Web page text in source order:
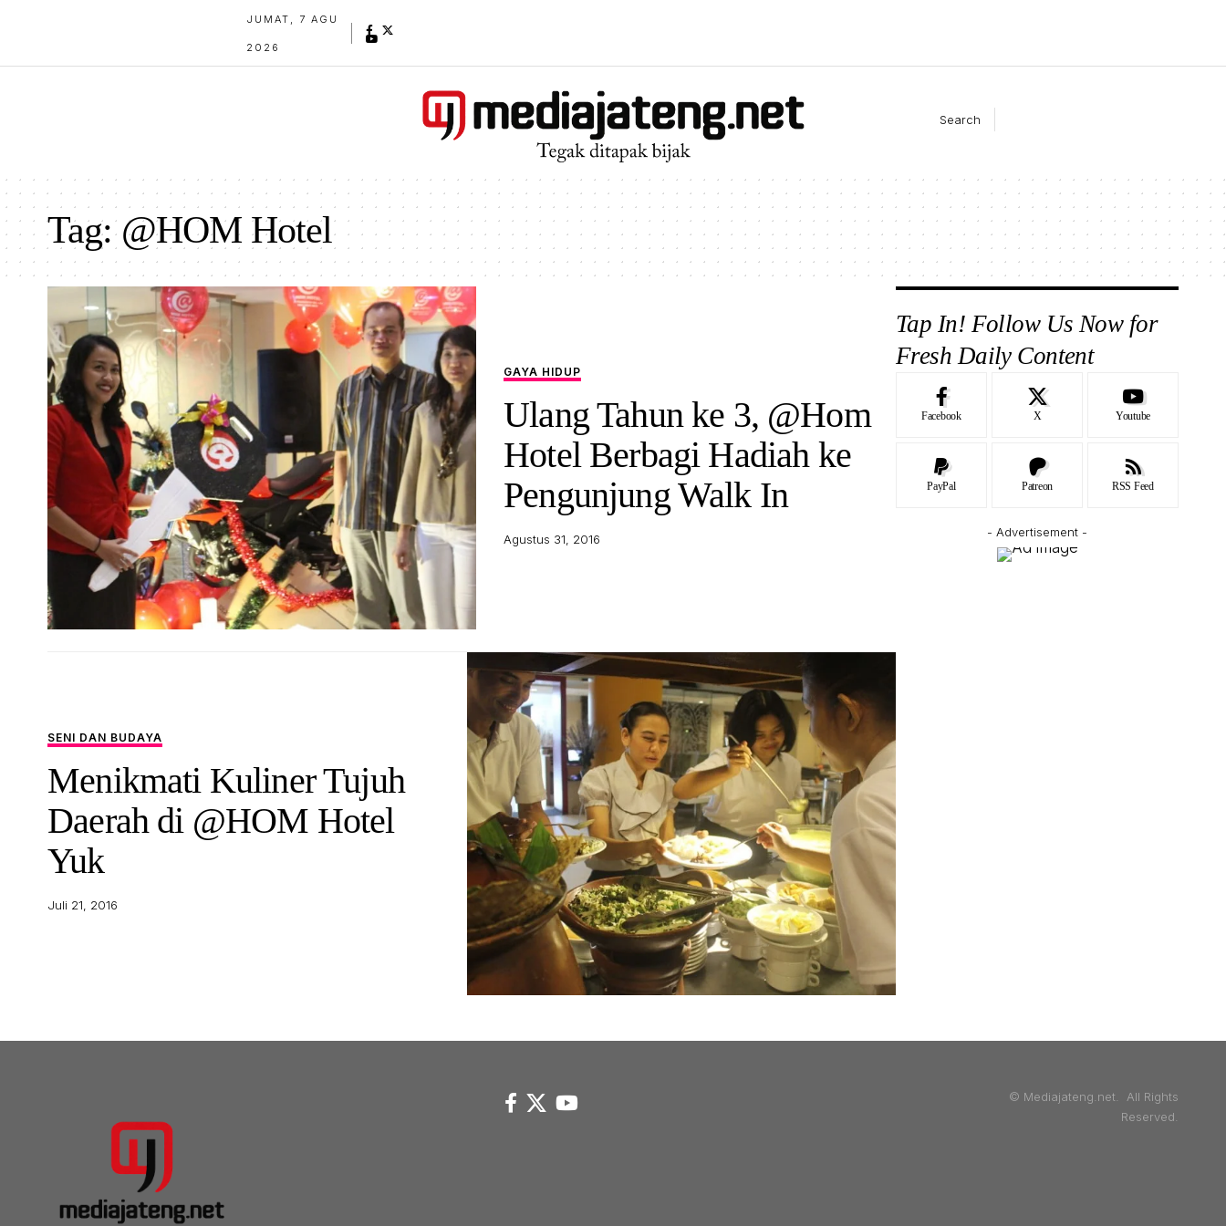
JUMAT, 7 AGU
2026
Search
Tag:@HOM Hotel
GAYA HIDUP
Ulang Tahun ke 3, @Hom
Hotel Berbagi Hadiah ke
Pengunjung Walk In
Agustus 31, 2016
SENI DAN BUDAYA
Menikmati Kuliner Tujuh
Daerah di @HOM Hotel
Yuk
Juli 21, 2016
Tap In! Follow Us Now for
Fresh Daily Content
Facebook X Youtube
PayPal Patreon RSS Feed
- Advertisement -
© Mediajateng.net. All Rights
Reserved.